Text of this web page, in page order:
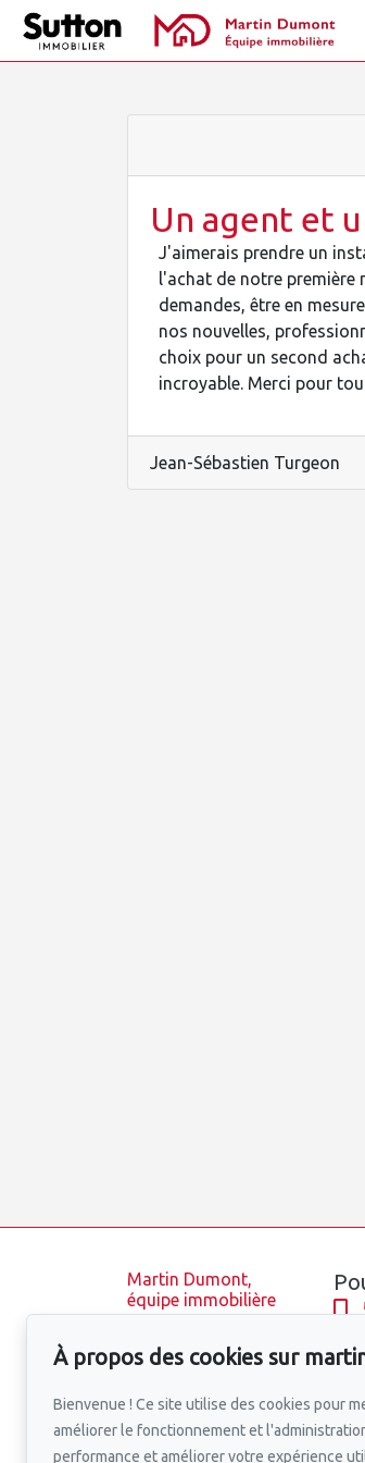
Un agent et
J'aimerais prendre un
l'achat de notre première
demandes, être en
nos nouvelles,
choix pour un second
incroyable. Merci pour
Jean-Sébastien Turgeon
Martin Dumont,
équipe immobilière
Équipe
Blogue
Quartiers
À propos des cookies sur
Bienvenue ! Ce site utilise des cookies pour
améliorer le fonctionnement et
performance et améliorer votre expérience